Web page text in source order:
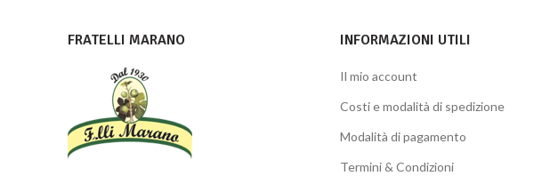
FRATELLI MARANO INFORMAZIONI UTILI
Il mio account
Costi e modalità di spedizione
Modalità di pagamento
Termini & Condizioni